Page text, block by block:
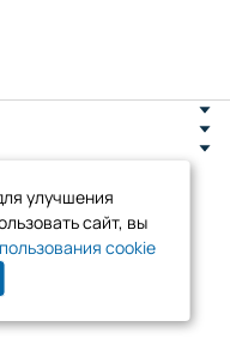
8
улучшения
сайт, вы
cookie